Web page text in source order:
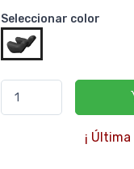
Seleccionar color
¡ Última